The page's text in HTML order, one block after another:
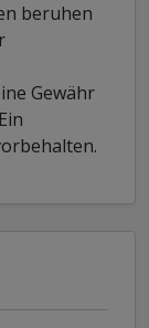
beruhen
Gewähr